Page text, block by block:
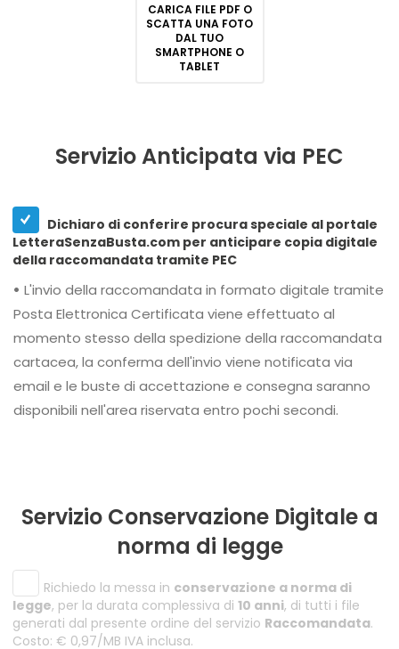
CARICA FILE PDF O
SCATTA UNA FOTO
DAL TUO
SMARTPHONE O
TABLET
Servizio Anticipata via PEC
Dichiaro di conferire procura speciale al portale
LetteraSenzaBusta.com per anticipare copia digitale
della raccomandata tramite PEC
• L'invio della raccomandata in formato digitale tramite
Posta Elettronica Certificata viene effettuato al
momento stesso della spedizione della raccomandata
cartacea, la conferma dell'invio viene notificata via
email e le buste di accettazione e consegna saranno
disponibili nell'area riservata entro pochi secondi.
Servizio Conservazione Digitale a
norma di legge
Richiedo la messa in conservazione a norma di
legge, per la durata complessiva di 10 anni, di tutti i file
generati dal presente ordine del servizio Raccomandata.
Costo: € 0,97/MB IVA inclusa.